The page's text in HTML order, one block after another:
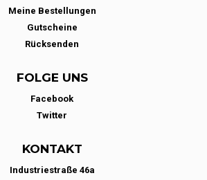
Meine Bestellungen
Gutscheine
Rücksenden
FOLGE UNS
Facebook
Twitter
KONTAKT
Industriestraße 46a